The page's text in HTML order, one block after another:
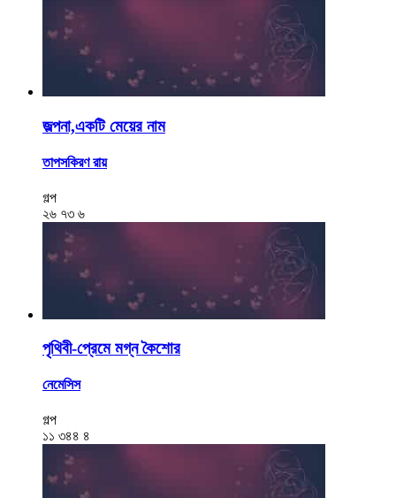
জল্পনা,একটি মেয়ের নাম
তাপসকিরণ রায়
গল্প
২৬ ৭৩ ৬
পৃথিবী-প্রেমে মগ্ন কৈশোর
নেমেসিস
গল্প
১১ ৩৪৪ ৪